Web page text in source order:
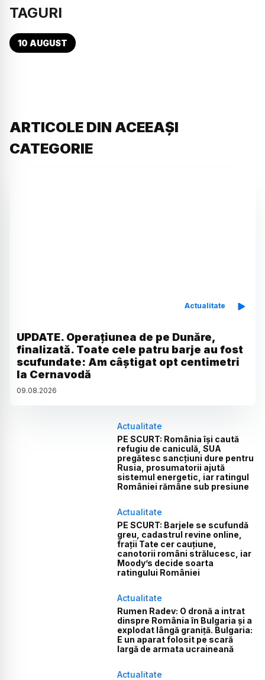
TAGURI
10 AUGUST
ARTICOLE DIN ACEEAȘI
CATEGORIE
Actualitate
UPDATE. Operațiunea de pe Dunăre,
finalizată. Toate cele patru barje au fost
scufundate: Am câștigat opt centimetri
la Cernavodă
09.08.2026
Actualitate
PE SCURT: România își caută
refugiu de caniculă, SUA
pregătesc sancțiuni dure pentru
Rusia, prosumatorii ajută
sistemul energetic, iar ratingul
României rămâne sub presiune
Actualitate
PE SCURT: Barjele se scufundă
greu, cadastrul revine online,
frații Tate cer cauțiune,
canotorii români strălucesc, iar
Moody’s decide soarta
ratingului României
Actualitate
Rumen Radev: O dronă a intrat
dinspre România în Bulgaria și a
explodat lângă graniță. Bulgaria:
E un aparat folosit pe scară
largă de armata ucraineană
Actualitate